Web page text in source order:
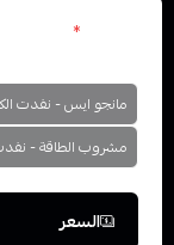
*
مانجو ايس - نفدت
مشروب الطاقة -
السعر